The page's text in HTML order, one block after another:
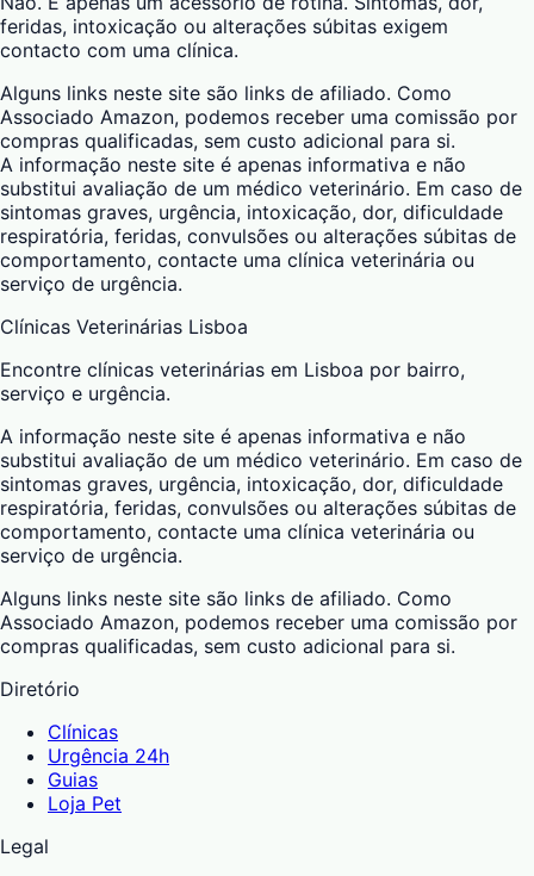
feridas, intoxicação ou alterações súbitas exigem
contacto com uma clínica.
Alguns links neste site são links de afiliado. Como
Associado Amazon, podemos receber uma comissão por
compras qualificadas, sem custo adicional para si.
A informação neste site é apenas informativa e não
substitui avaliação de um médico veterinário. Em caso de
sintomas graves, urgência, intoxicação, dor, dificuldade
respiratória, feridas, convulsões ou alterações súbitas de
comportamento, contacte uma clínica veterinária ou
serviço de urgência.
Clínicas Veterinárias Lisboa
Encontre clínicas veterinárias em Lisboa por bairro,
serviço e urgência.
A informação neste site é apenas informativa e não
substitui avaliação de um médico veterinário. Em caso de
sintomas graves, urgência, intoxicação, dor, dificuldade
respiratória, feridas, convulsões ou alterações súbitas de
comportamento, contacte uma clínica veterinária ou
serviço de urgência.
Alguns links neste site são links de afiliado. Como
Associado Amazon, podemos receber uma comissão por
compras qualificadas, sem custo adicional para si.
Diretório
Clínicas
Urgência 24h
Guias
Loja Pet
Legal